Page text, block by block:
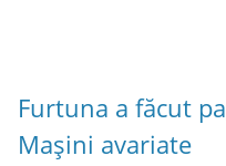
Furtuna a făcut
Mașini avariate